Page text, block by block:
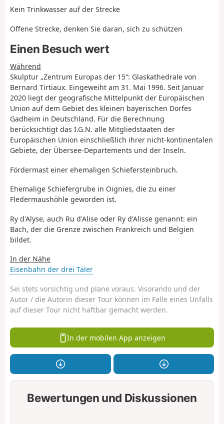
Kein Trinkwasser auf der Strecke
Offene Strecke, denken Sie daran, sich zu schützen
Einen Besuch wert
Während
Skulptur „Zentrum Europas der 15“: Glaskathedrale von
Bernard Tirtiaux. Eingeweiht am 31. Mai 1996. Seit Januar
2020 liegt der geografische Mittelpunkt der Europäischen
Union auf dem Gebiet des kleinen bayerischen Dorfes
Gadheim in Deutschland. Für die Berechnung
berücksichtigt das I.G.N. alle Mitgliedstaaten der
Europäischen Union einschließlich ihrer nicht-kontinentalen
Gebiete, der Übersee-Departements und der Inseln.
Fördermast einer ehemaligen Schiefersteinbruch.
Ehemalige Schiefergrube in Oignies, die zu einer
Fledermaushöhle geworden ist.
Ry d'Alyse, auch Ru d'Alise oder Ry d'Alisse genannt: ein
Bach, der die Grenze zwischen Frankreich und Belgien
bildet.
In der Nähe
Eisenbahn der drei Täler
Sei stets vorsichtig und plane voraus. Visorando und der
Autor / die Autorin dieser Tour können im Falle eines Unfalls
auf dieser Tour nicht haftbar gemacht werden.
In der mobilen App anzeigen
Bewertungen und Diskussionen